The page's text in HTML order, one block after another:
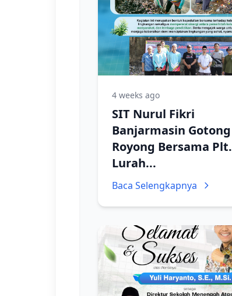
4 weeks ago
SIT Nurul Fikri
Banjarmasin Gotong
Royong Bersama Plt.
Lurah...
Baca Selengkapnya